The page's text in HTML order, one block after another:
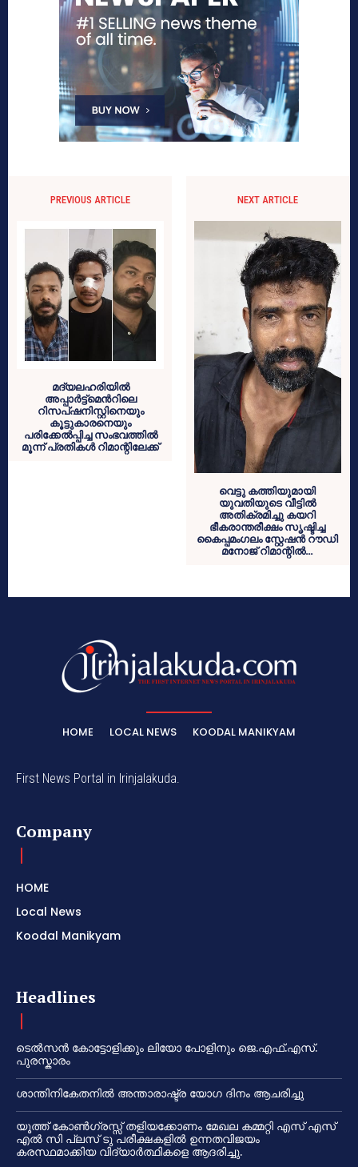
PREVIOUS ARTICLE
മദ്യലഹരിയിൽ
അപ്പാർട്ട്മെൻറിലെ
റിസപ്ഷനിസ്റ്റിനെയും
കൂട്ടുകാരനെയും
പരിക്കേൽപ്പിച്ച സംഭവത്തിൽ
മൂന്ന് പ്രതികൾ റിമാന്റിലേക്ക്
NEXT ARTICLE
വെട്ടു കത്തിയുമായി
യുവതിയുടെ വീട്ടിൽ
അതിക്രമിച്ചു കയറി
ഭീകരാന്തരീക്ഷം സൃഷ്ടിച്ച
കൈപ്പമംഗലം സ്റ്റേഷൻ റൗഡി
മനോജ് റിമാന്റിൽ…
HOME LOCAL NEWS KOODAL MANIKYAM
First News Portal in Irinjalakuda.
Company
HOME
Local News
Koodal Manikyam
Headlines
ടെൽസൻ കോട്ടോളിക്കും ലിയോ പോളിനും ജെ.എഫ്.എസ്.
പുരസ്കാരം
ശാന്തിനികേതനിൽ അന്താരാഷ്ട്ര യോഗ ദിനം ആചരിച്ചു
യൂത്ത് കോൺഗ്രസ്സ് തളിയക്കോണം മേഖല കമ്മറ്റി എസ് എസ്
എൽ സി പ്ലസ് ടു പരീക്ഷകളിൽ ഉന്നതവിജയം
കരസ്ഥമാക്കിയ വിദ്യാർത്ഥികളെ ആദരിച്ചു.